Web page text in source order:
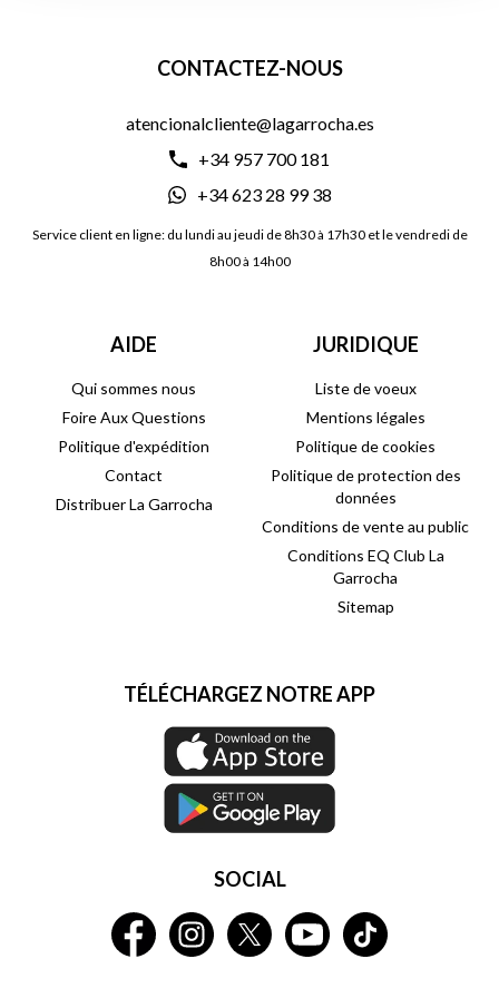
CONTACTEZ-NOUS
atencionalcliente@lagarrocha.es
+34 957 700 181
+34 623 28 99 38
Service client en ligne: du lundi au jeudi de 8h30 à 17h30 et le vendredi de
8h00 à 14h00
AIDE
Qui sommes nous
Foire Aux Questions
Politique d'expédition
Contact
Distribuer La Garrocha
JURIDIQUE
Liste de voeux
Mentions légales
Politique de cookies
Politique de protection des
données
Conditions de vente au public
Conditions EQ Club La
Garrocha
Sitemap
TÉLÉCHARGEZ NOTRE APP
SOCIAL